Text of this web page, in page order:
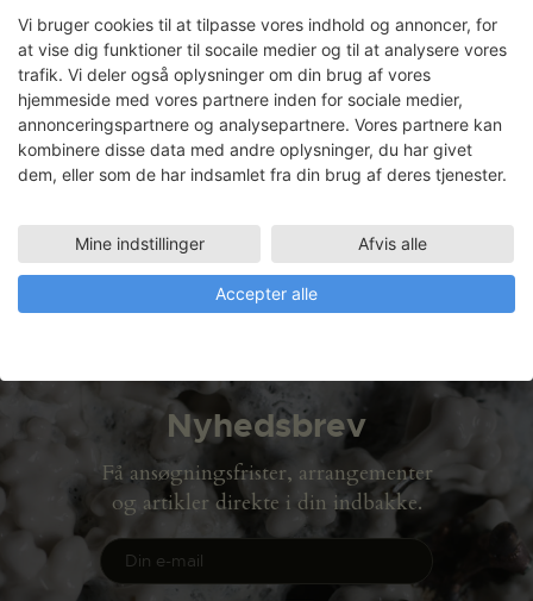
Ulrik Heltoft
Faciliteter
ATELIER PLAN 2 (109 M2)
TRÆVÆRKSTED
07.06.2010 - 09.07.2010
Nyhedsbrev
Få ansøgningsfrister, arrangementer
og artikler direkte i din indbakke.
Vi bruger cookies til at tilpasse vores indhold og annoncer, for
at vise dig funktioner til socaile medier og til at analysere vores
trafik. Vi deler også oplysninger om din brug af vores
hjemmeside med vores partnere inden for sociale medier,
annonceringspartnere og analysepartnere. Vores partnere kan
kombinere disse data med andre oplysninger, du har givet
dem, eller som de har indsamlet fra din brug af deres tjenester.
Mine indstillinger Afvis alle
Accepter alle